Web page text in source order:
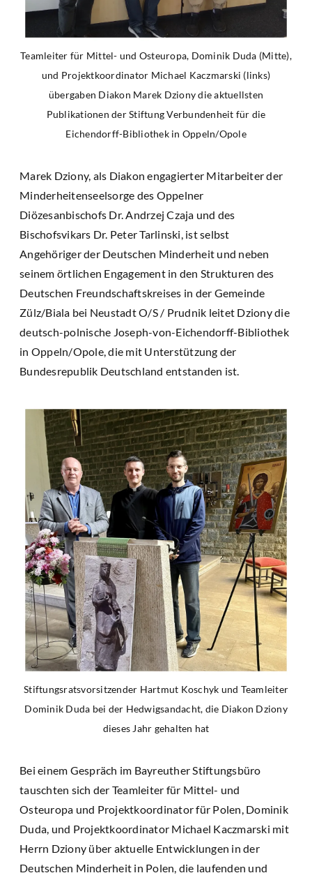
Teamleiter für Mittel- und Osteuropa, Dominik Duda (Mitte),
und Projektkoordinator Michael Kaczmarski (links)
übergaben Diakon Marek Dziony die aktuellsten
Publikationen der Stiftung Verbundenheit für die
Eichendorff-Bibliothek in Oppeln/Opole
Marek Dziony, als Diakon engagierter Mitarbeiter der
Minderheitenseelsorge des Oppelner
Diözesanbischofs Dr. Andrzej Czaja und des
Bischofsvikars Dr. Peter Tarlinski, ist selbst
Angehöriger der Deutschen Minderheit und neben
seinem örtlichen Engagement in den Strukturen des
Deutschen Freundschaftskreises in der Gemeinde
Zülz/Biala bei Neustadt O/S / Prudnik leitet Dziony die
deutsch-polnische Joseph-von-Eichendorff-Bibliothek
in Oppeln/Opole, die mit Unterstützung der
Bundesrepublik Deutschland entstanden ist.
Stiftungsratsvorsitzender Hartmut Koschyk und Teamleiter
Dominik Duda bei der Hedwigsandacht, die Diakon Dziony
dieses Jahr gehalten hat
Bei einem Gespräch im Bayreuther Stiftungsbüro
tauschten sich der Teamleiter für Mittel- und
Osteuropa und Projektkoordinator für Polen, Dominik
Duda, und Projektkoordinator Michael Kaczmarski mit
Herrn Dziony über aktuelle Entwicklungen in der
Deutschen Minderheit in Polen, die laufenden und